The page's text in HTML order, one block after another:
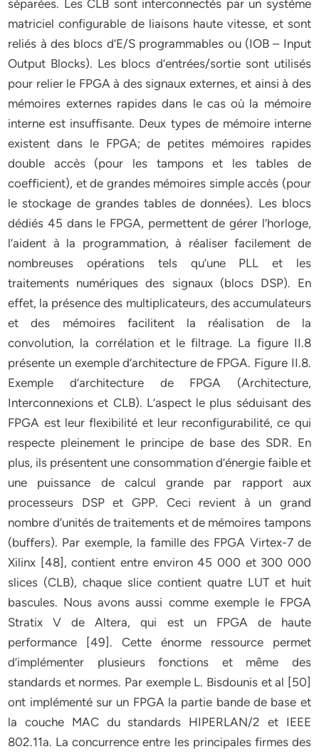
séparées. Les CLB sont interconnectés par un système
matriciel configurable de liaisons haute vitesse, et sont
reliés à des blocs d’E/S programmables ou (IOB – Input
Output Blocks). Les blocs d’entrées/sortie sont utilisés
pour relier le FPGA à des signaux externes, et ainsi à des
mémoires externes rapides dans le cas où la mémoire
interne est insuffisante. Deux types de mémoire interne
existent dans le FPGA; de petites mémoires rapides
double accès (pour les tampons et les tables de
coefficient), et de grandes mémoires simple accès (pour
le stockage de grandes tables de données). Les blocs
dédiés 45 dans le FPGA, permettent de gérer l’horloge,
l’aident à la programmation, à réaliser facilement de
nombreuses opérations tels qu’une PLL et les
traitements numériques des signaux (blocs DSP). En
effet, la présence des multiplicateurs, des accumulateurs
et des mémoires facilitent la réalisation de la
convolution, la corrélation et le filtrage. La figure II.8
présente un exemple d’architecture de FPGA. Figure II.8.
Exemple d’architecture de FPGA (Architecture,
Interconnexions et CLB). L’aspect le plus séduisant des
FPGA est leur flexibilité et leur reconfigurabilité, ce qui
respecte pleinement le principe de base des SDR. En
plus, ils présentent une consommation d’énergie faible et
une puissance de calcul grande par rapport aux
processeurs DSP et GPP. Ceci revient à un grand
nombre d’unités de traitements et de mémoires tampons
(buffers). Par exemple, la famille des FPGA Virtex-7 de
Xilinx [48], contient entre environ 45 000 et 300 000
slices (CLB), chaque slice contient quatre LUT et huit
bascules. Nous avons aussi comme exemple le FPGA
Stratix V de Altera, qui est un FPGA de haute
performance [49]. Cette énorme ressource permet
d’implémenter plusieurs fonctions et même des
standards et normes. Par exemple L. Bisdounis et al [50]
ont implémenté sur un FPGA la partie bande de base et
la couche MAC du standards HIPERLAN/2 et IEEE
802.11a. La concurrence entre les principales firmes des